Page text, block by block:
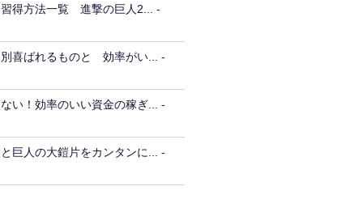
得方法一覧 進撃の巨人2...
-
喜ばれるものと 効率がい... -
い！効率のいい資金の稼ぎ... -
巨人の大鎧片をカンタンに... -